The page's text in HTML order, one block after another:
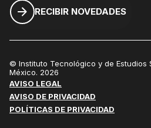
RECIBIR NOVEDADES
© Instituto Tecnológico y de Estudios
México. 2026
AVISO LEGAL
AVISO DE PRIVACIDAD
POLÍTICAS DE PRIVACIDAD